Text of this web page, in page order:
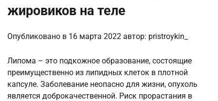
жировиков на теле
Опубликовано в 16 марта 2022 автор: pristroykin_
Липома – это подкожное образование, состоящие
преимущественно из липидных клеток в плотной
капсуле. Заболевание неопасно для жизни, опухоль
является доброкачественной. Риск прорастания в